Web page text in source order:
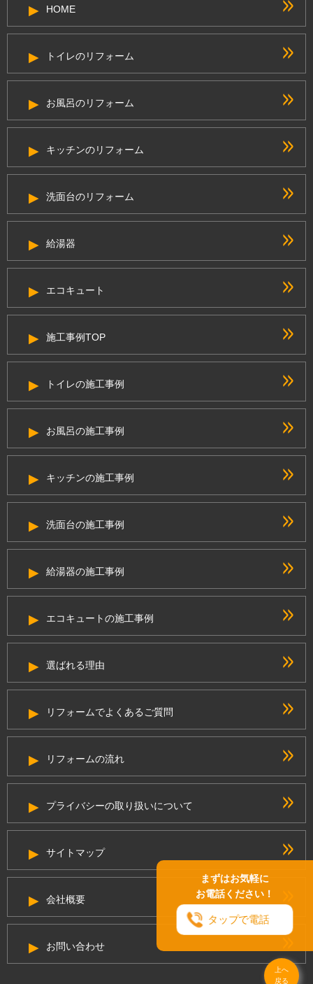
まずはお気軽に
お電話ください！
タップで電話
上へ
戻る
HOME
トイレのリフォーム
お風呂のリフォーム
キッチンのリフォーム
洗面台のリフォーム
給湯器
エコキュート
施工事例TOP
トイレの施工事例
お風呂の施工事例
キッチンの施工事例
洗面台の施工事例
給湯器の施工事例
エコキュートの施工事例
選ばれる理由
リフォームでよくあるご質問
リフォームの流れ
プライバシーの取り扱いについて
サイトマップ
会社概要
お問い合わせ